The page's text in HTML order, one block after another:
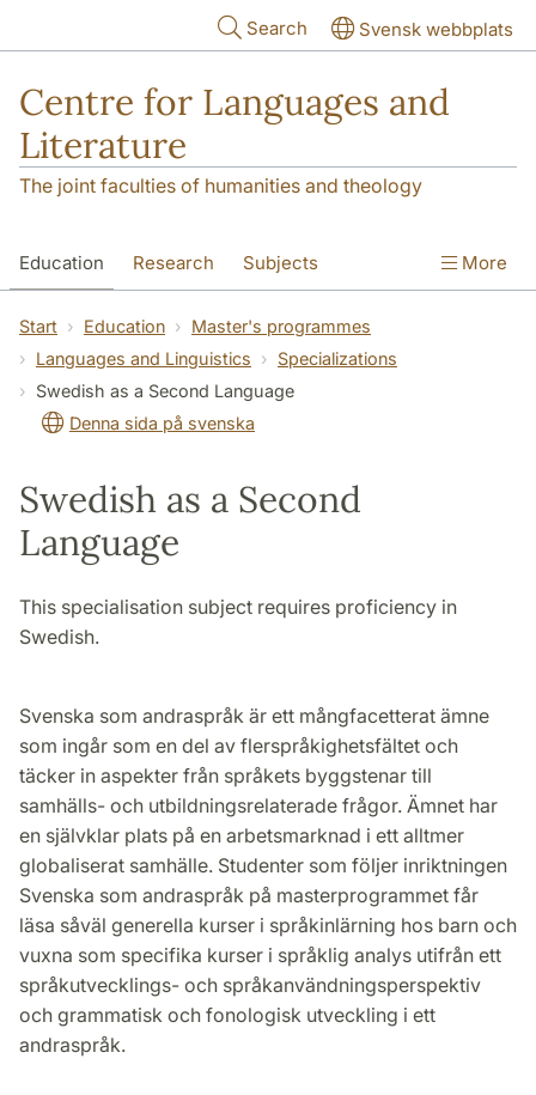
Search Svensk webbplats
Centre for Languages and
Literature
The joint faculties of humanities and theology
Education Research Subjects
SOL building Contact
More
Start Education
Master's programmes
Languages and Linguistics
Specializations
Swedish as a Second Language
Denna sida på svenska
Swedish as a Second
Language
This specialisation subject requires proficiency in
Swedish.
Svenska som andraspråk är ett mångfacetterat ämne
som ingår som en del av flerspråkighetsfältet och
täcker in aspekter från språkets byggstenar till
samhälls- och utbildningsrelaterade frågor. Ämnet har
en självklar plats på en arbetsmarknad i ett alltmer
globaliserat samhälle. Studenter som följer inriktningen
Svenska som andraspråk på masterprogrammet får
läsa såväl generella kurser i språkinlärning hos barn och
vuxna som specifika kurser i språklig analys utifrån ett
språkutvecklings- och språkanvändningsperspektiv
och grammatisk och fonologisk utveckling i ett
andraspråk.